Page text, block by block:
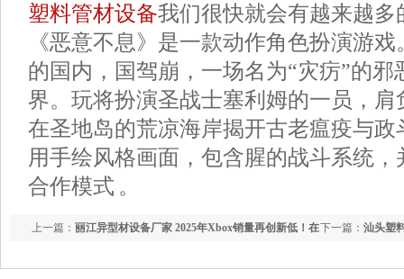
塑料管材设备我们很快就会有越来越多
《恶意不息》是一款动作角色扮演游
的国内，国驾崩，一场名为“灾疠”的邪
界。玩将扮演圣战士塞利姆的一员，
在圣地岛的荒凉海岸揭开古老瘟疫与
用手绘风格画面，包含腥的战斗系统
合作模式 。
下一篇： 汕头塑
上一篇： 丽江异型材设备厂家 2025年Xbox销量再创新低！在